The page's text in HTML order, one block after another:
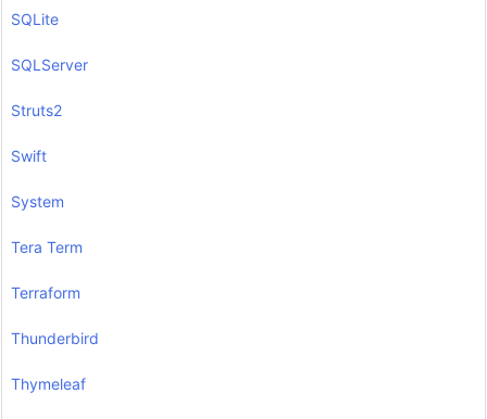
SQLite
SQLServer
Struts2
Swift
System
Tera Term
Terraform
Thunderbird
Thymeleaf